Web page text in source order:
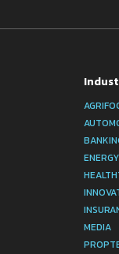
MEDIA